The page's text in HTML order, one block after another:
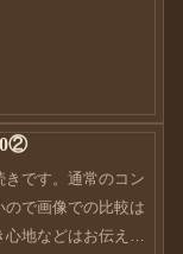
きです。通常のコン
ので画像での比較は
地などはお伝えで